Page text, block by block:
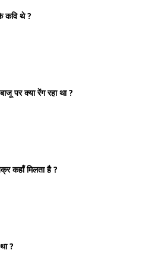
कवि थे ?
पर क्या रेंग रहा था ?
कहाँ मिलता है ?
?